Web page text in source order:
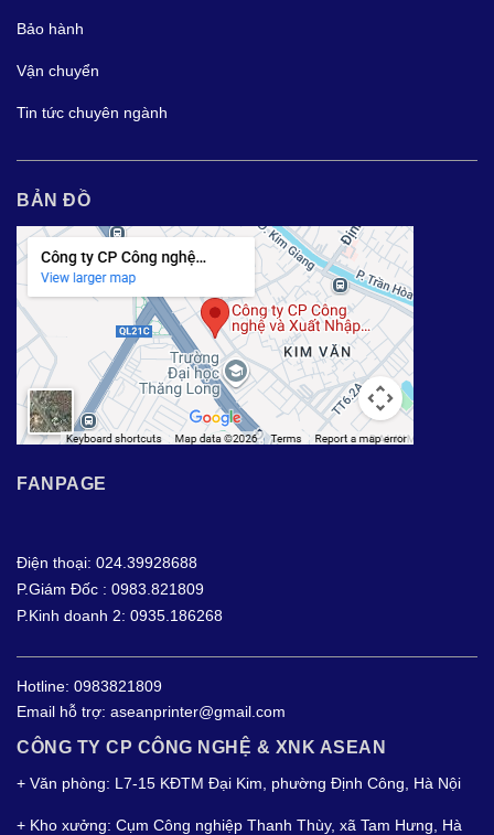
Bảo hành
Vận chuyển
Tin tức chuyên ngành
BẢN ĐỒ
FANPAGE
Điện thoại: 024.39928688
P.Giám Đốc : 0983.821809
P.Kinh doanh 2: 0935.186268
Hotline: 0983821809
Email hỗ trợ: aseanprinter@gmail.com
CÔNG TY CP CÔNG NGHỆ & XNK ASEAN
+ Văn phòng: L7-15 KĐTM Đại Kim, phường Định Công, Hà Nội
+ Kho xưởng: Cụm Công nghiệp Thanh Thùy, xã Tam Hưng, Hà